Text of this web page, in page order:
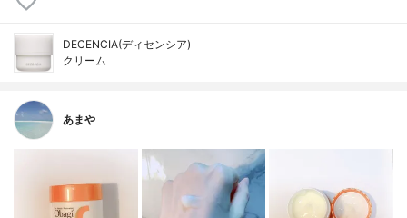
DECENCIA(ディセンシア)
クリーム
あまや